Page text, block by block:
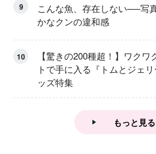
9
こんな魚、存在しない──写
かなクンの違和感
10
【驚きの200種超！】ワクワ
トで手に入る『トムとジェ
ッズ特集
もっと見る